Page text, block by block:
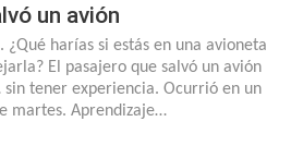
un avión
¿Qué harías si estás en una avioneta
El pasajero que salvó un avión
tener experiencia. Ocurrió en un
martes. Aprendizaje…